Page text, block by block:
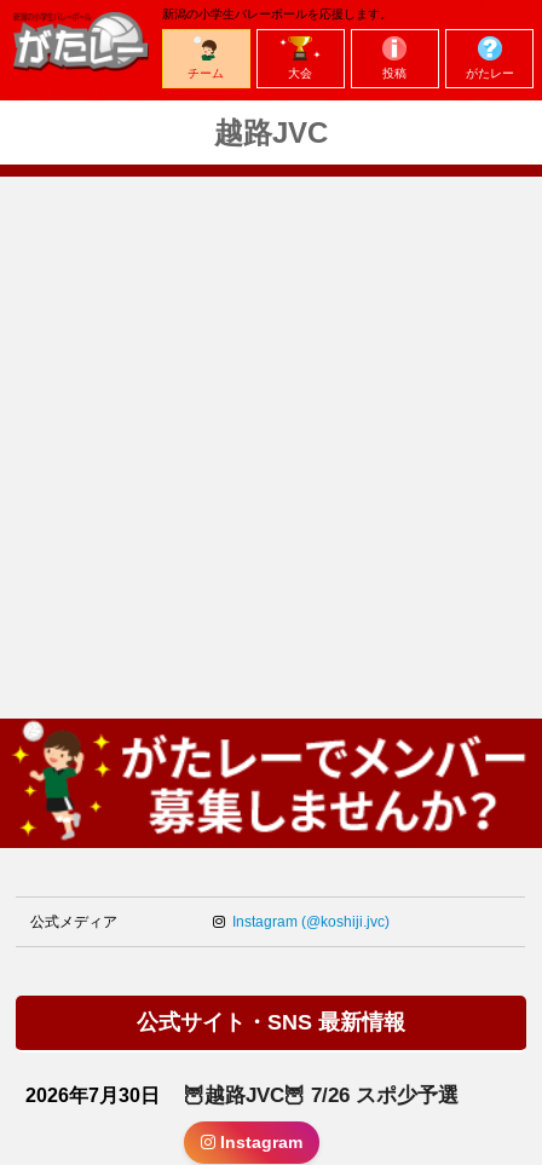
新潟の小学生バレーボールを応援します。
チーム 大会 投稿 がたレー
越路JVC
公式メディア Instagram (@koshiji.jvc)
公式サイト・SNS 最新情報
2026年7月30日 🦉越路JVC🦉 7/26 スポ少予選
Instagram